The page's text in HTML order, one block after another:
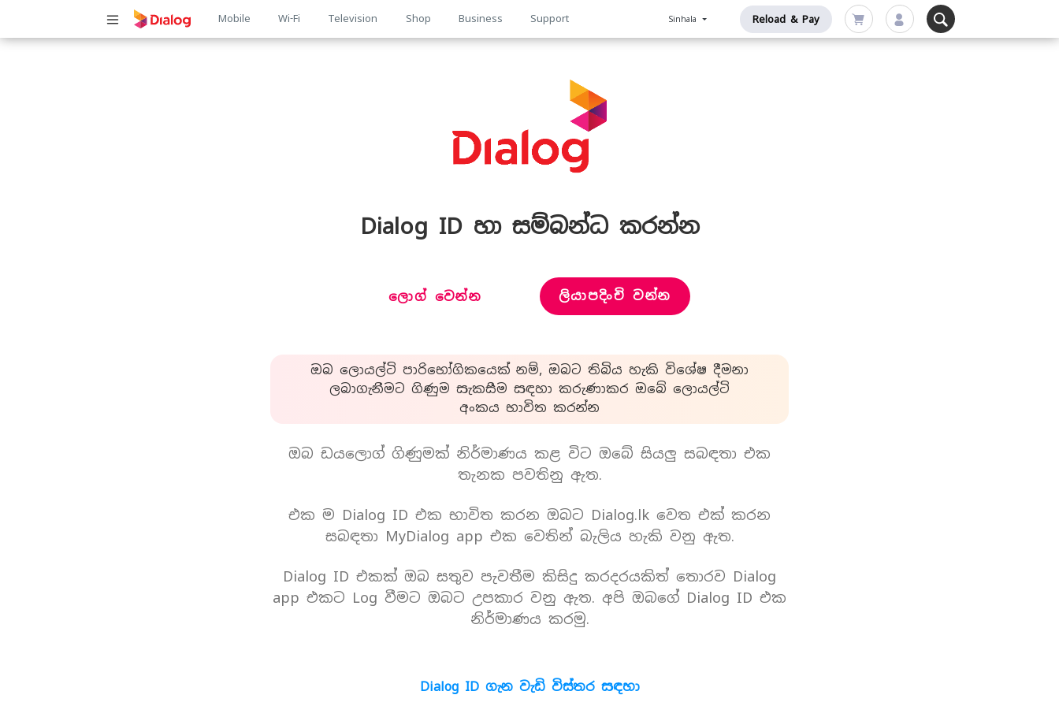
Main
Mobile Wi-Fi Television Shop Business Support Sinhala Reload & Pay
Dialog ID හා සම්බන්ධ කරන්න
ලොග් වෙන්න ලියාපදිංචි වන්න
ඔබ ලොයල්ටි පාරිභෝගිකයෙක් නම්, ඔබට තිබිය හැකි විශේෂ දීමනා
ලබාගැනීමට ගිණුම සැකසීම සඳහා කරුණාකර ඔබේ ලොයල්ටි
අංකය භාවිත කරන්න
ඔබ ඩයලොග් ගිණුමක් නිර්මාණය කළ විට ඔබේ සියලු සබඳතා එක
තැනක පවතිනු ඇත.
එක ම Dialog ID එක භාවිත කරන ඔබට Dialog.lk වෙත එක් කරන
සබඳතා MyDialog app එක වෙතින් බැලිය හැකි වනු ඇත.
Dialog ID එකක් ඔබ සතුව පැවතීම කිසිදු කරදරයකිත් තොරව Dialog
app එකට Log වීමට ඔබට උපකාර වනු ඇත. අපි ඔබගේ Dialog ID එක
නිර්මාණය කරමු.
Dialog ID ගැන වැඩි විස්තර සඳහා